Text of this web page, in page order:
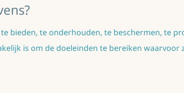
bieden, te onderhouden, te beschermen, te
is om de doeleinden te bereiken waarvoor